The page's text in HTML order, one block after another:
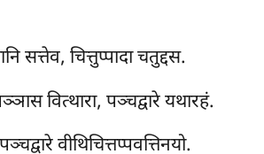
सत्तेव, चित्तुप्पादा चतुद्दस.
वित्थारा, पञ्चद्वारे यथारहं.
वीथिचित्तप्पवत्तिनयो.